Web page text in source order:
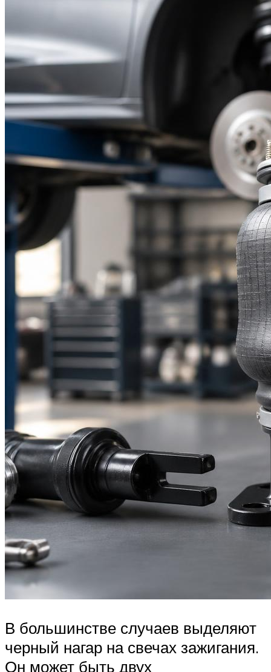
В большинстве случаев выделяют
черный нагар на свечах зажигания.
Он может быть двух